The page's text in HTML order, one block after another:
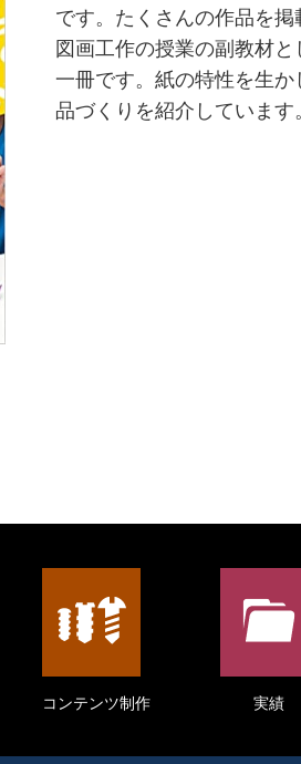
です。たくさんの作品を掲
図画工作の授業の副教材
一冊です。紙の特性を生
品づくりを紹介しています
コンテンツ制作 実績